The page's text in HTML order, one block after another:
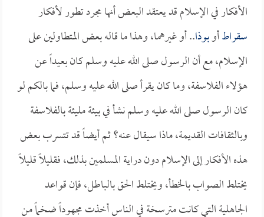
الأفكار في الإسلام قد يعتقد البعض أنها مجرد تطور لأفكار
سقراطأوبوذا.. أو غيرهما، وهذا ما قاله بعض المتطاولين على
الإسلام، مع أن الرسول صلى الله عليه وسلم كان بعيداً عن
هؤلاء الفلاسفة، وما كان يقرأ صلى الله عليه وسلم، فما بالكم لو
كان الرسول صلى الله عليه وسلم نشأ في بيئة مليئة بالفلاسفة
وبالثقافات القديمة، ماذا سيقال عنه؟ ثم أيضاً قد تتسرب بعض
هذه الأفكار إلى الإسلام دون دراية المسلمين بذلك، فقليلاً قليلاً
يختلط الصواب بالخطأ، ويختلط الحق بالباطل، فإن قواعد
الجاهلية التي كانت مترسخة في الناس أخذت مجهوداً ضخماً من